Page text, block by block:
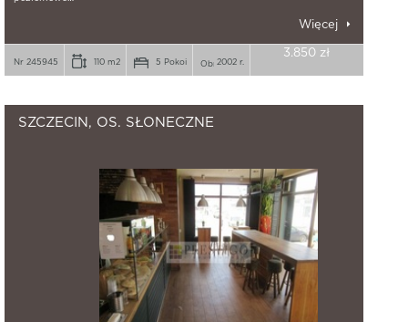
Więcej
Nr 245945 110 m2 5 Pokoi 2002 r.
3.850 zł
SZCZECIN, OS. SŁONECZNE